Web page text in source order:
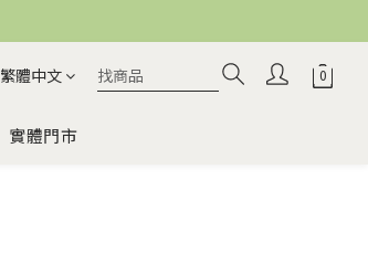
繁體中文
實體門市